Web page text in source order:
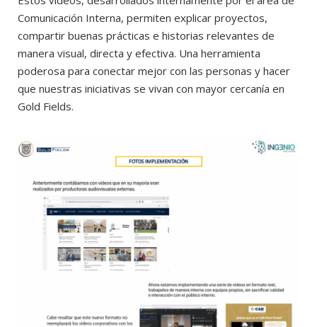
Comunicación Interna, permiten explicar proyectos,
compartir buenas prácticas e historias relevantes de
manera visual, directa y efectiva. Una herramienta
poderosa para conectar mejor con las personas y hacer
que nuestras iniciativas se vivan con mayor cercanía en
Gold Fields.